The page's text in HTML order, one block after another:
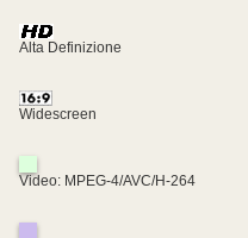
Alta Definizione
Widescreen
Video: MPEG-4/AVC/H-264